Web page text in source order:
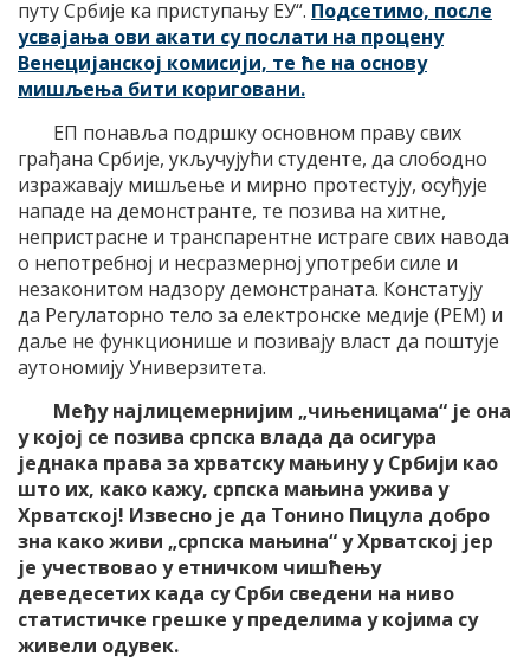
путу Србије ка приступању ЕУ“. Подсетимо, после
усвајања ови акати су послати на процену
Венецијанској комисији, те ће на основу
мишљења бити кориговани.
ЕП понавља подршку основном праву свих
грађана Србије, укључујући студенте, да слободно
изражавају мишљење и мирно протестују, осуђује
нападе на демонстранте, те позива на хитне,
непристрасне и транспарентне истраге свих навода
о непотребној и несразмерној употреби силе и
незаконитом надзору демонстраната. Констатују
да Регулаторно тело за електронске медије (РЕМ) и
даље не функционише и позивају власт да поштује
аутономију Универзитета.
Међу најлицемернијим „чињеницама“ је она
у којој се позива српска влада да осигура
једнака права за хрватску мањину у Србији као
што их, како кажу, српска мањина ужива у
Хрватској! Извесно је да Тонино Пицула добро
зна како живи „српска мањина“ у Хрватској јер
је учествовао у етничком чишћењу
деведесетих када су Срби сведени на ниво
статистичке грешке у пределима у којима су
живели одувек.